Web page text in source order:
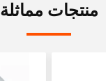
منتجات مماثلة